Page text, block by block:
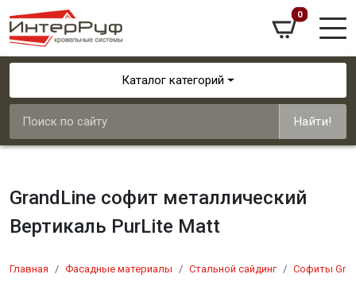
0
Каталог категорий
Найти!
GrandLine софит металлический
Вертикаль PurLite Мatt
Главная Фасадные материалы Стальной сайдинг Софиты